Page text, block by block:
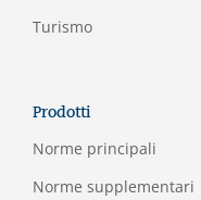
Turismo
Prodotti
Norme principali
Norme supplementari